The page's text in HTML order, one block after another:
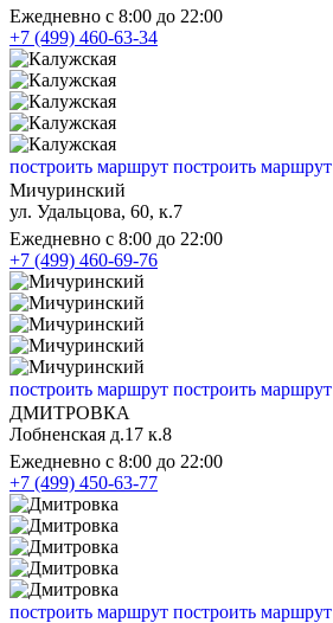
Ежедневно с 8:00 до 22:00
+7 (499) 460-63-34
построить маршрут построить маршрут
Мичуринский
ул. Удальцова, 60, к.7
Ежедневно с 8:00 до 22:00
+7 (499) 460-69-76
построить маршрут построить маршрут
ДМИТРОВКА
Лобненская д.17 к.8
Ежедневно с 8:00 до 22:00
+7 (499) 450-63-77
построить маршрут построить маршрут